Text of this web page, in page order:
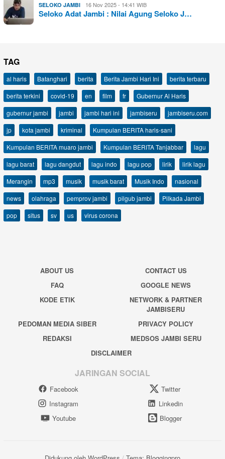
SELOKO JAMBI 16 Nov 2025 - 14:41 WIB
Seloko Adat Jambi : Nilai Agung Seloko J…
TAG
al haris Batanghari berita Berita Jambi Hari Ini
berita terbaru
berita terkini
covid-19 en film fr
Gubernur Al Haris
gubernur jambi
jambi jambi hari ini jambiseru
jambiseru.com
jp
kota jambi kriminal
Kumpulan BERITA haris-sani
Kumpulan BERITA muaro jambi
Kumpulan BERITA Tanjabbar
lagu
lagu barat
lagu dangdut lagu indo lagu pop lirik
lirik lagu
Merangin
mp3 musik musik barat Musik Indo
nasional
news
olahraga pemprov jambi pilgub jambi
Pilkada Jambi
pop
situs sv us virus corona
ABOUT US
CONTACT US
FAQ
GOOGLE NEWS
KODE ETIK
NETWORK & PARTNER
JAMBISERU
PEDOMAN MEDIA SIBER
PRIVACY POLICY
REDAKSI
MEDSOS JAMBI SERU
DISCLAIMER
JARINGAN SOCIAL
Facebook
Twitter
Instagram
Linkedin
Youtube
Blogger